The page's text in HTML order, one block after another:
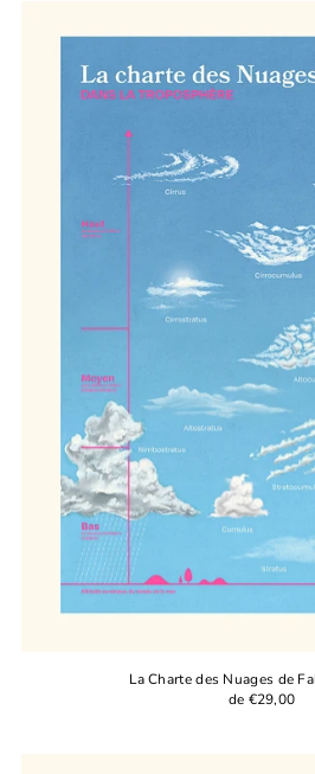
La Charte des Nuages de
de €29,00